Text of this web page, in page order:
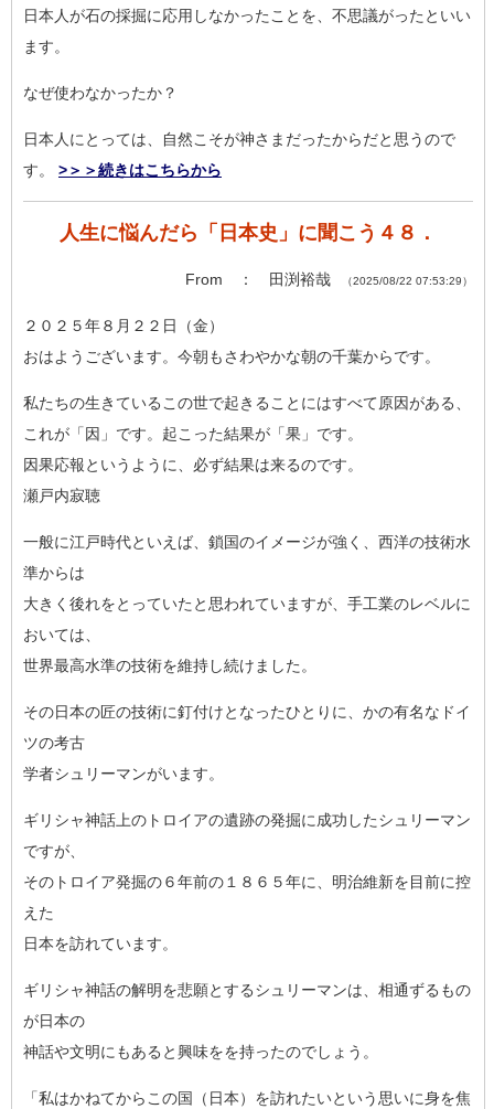
日本人が石の採掘に応用しなかったことを、不思議がったといい
ます。
なぜ使わなかったか？
日本人にとっては、自然こそが神さまだったからだと思うので
す。 >＞＞続きはこちらから
人生に悩んだら「日本史」に聞こう４８．
From ： 田渕裕哉 （2025/08/22 07:53:29）
２０２５年８月２２日（金）
おはようございます。今朝もさわやかな朝の千葉からです。
私たちの生きているこの世で起きることにはすべて原因がある、
これが「因」です。起こった結果が「果」です。
因果応報というように、必ず結果は来るのです。
瀬戸内寂聴
一般に江戸時代といえば、鎖国のイメージが強く、西洋の技術水
準からは
大きく後れをとっていたと思われていますが、手工業のレベルに
おいては、
世界最高水準の技術を維持し続けました。
その日本の匠の技術に釘付けとなったひとりに、かの有名なドイ
ツの考古
学者シュリーマンがいます。
ギリシャ神話上のトロイアの遺跡の発掘に成功したシュリーマン
ですが、
そのトロイア発掘の６年前の１８６５年に、明治維新を目前に控
え た
日本を訪れています。
ギリシャ神話の解明を悲願とするシュリーマンは、相通ずるもの
が日本の
神話や文明にもあると興味をを持ったのでしょう。
「私はかねてからこの国（日本）を訪れたいという思いに身を焦